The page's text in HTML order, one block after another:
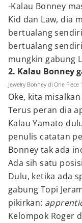
-Kalau Bonney
Kid dan Law, dia
bertualang
bertualang
mungkin gabung
2. Kalau Bonney
Jewelry Bonney di One
Oke, kita
Terus peran dia
Kalau Yamato
penulis catatan
Bonney tak ada
Ada sih satu
Dulu, ketika ada
gabung Topi
pikirkan:
Kelompok Roger